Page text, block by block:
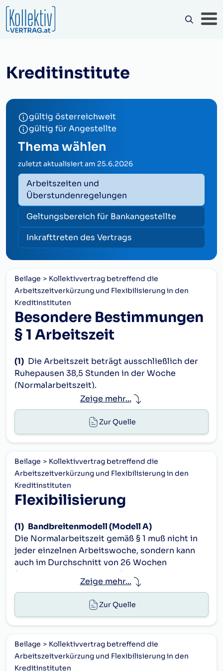
Kreditinstitute
gültig österreichweit
gültig für Angestellte
Thema wählen
zuletzt aktualisiert am 25.6.2026
Arbeitszeiten und
Überstundenregelungen
Geltungsbereich für Bankangestellte
Inkrafttreten des Vertrags
Beilage
Kollektivvertrag betreffend die
Arbeitszeitverkürzung und Flexibilisierung in den
Kreditinstituten
Besondere Bestimmungen
§ 1 Arbeitszeit
(1) Die Arbeitszeit beträgt ausschließlich der
Ruhepausen 38,5 Stunden in der Woche
(Normalarbeitszeit).
Zeige mehr...
Zur Quelle
Beilage
Kollektivvertrag betreffend die
Arbeitszeitverkürzung und Flexibilisierung in den
Kreditinstituten
Flexibilisierung
(1) Bandbreitenmodell (Modell A)
Die Normalarbeitszeit gemäß § 1 muß nicht in
jeder einzelnen Arbeitswoche, sondern kann
auch im Durchschnitt von 26 Wochen
(Durchrechnungszeitraum) festgesetzt werden,
wobei die Wochenarbeitszeit 36 Stunden nicht
unter- und 40 Stunden nicht überschreiten darf
(Bandbreite). Jede Arbeitsstunde innerhalb
durchschnittlichen Arbeitszeit mit 1 : 1 Stunden
zugrundegelegt.
(2) Ansparmodell (Modell B)
Zeige mehr...
Zur Quelle
Beilage
Kollektivvertrag betreffend die
Arbeitszeitverkürzung und Flexibilisierung in den
Kreditinstituten